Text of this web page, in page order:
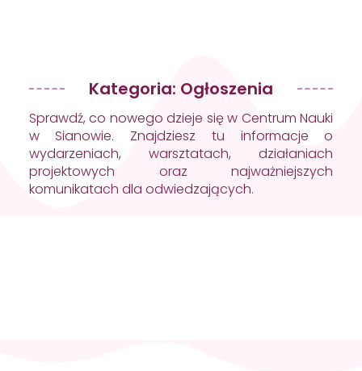
Kategoria: Ogłoszenia
Sprawdź, co nowego dzieje się w Centrum Nauki
w Sianowie. Znajdziesz tu informacje o
wydarzeniach, warsztatach, działaniach
projektowych oraz najważniejszych
komunikatach dla odwiedzających.